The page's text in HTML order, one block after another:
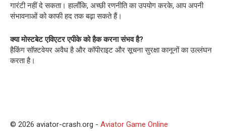
गारंटी नहीं दे सकता। हालाँकि, अच्छी रणनीति का उपयोग करके, आप अपनी
संभावनाओं को काफी हद तक बढ़ा सकते हैं।
क्या मोस्टबेट एविएटर एपीके को हैक करना संभव है?
हैकिंग सॉफ़्टवेयर अवैध है और कॉपीराइट और सूचना सुरक्षा कानूनों का उल्लंघन
करता है।
© 2026 aviator-crash.org - Aviator Game Online